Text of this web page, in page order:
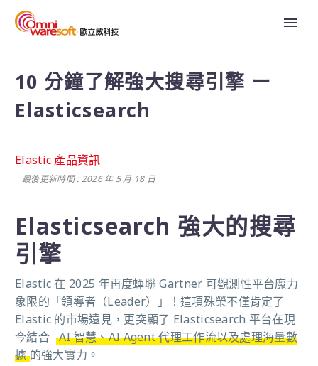
10 分鐘了解強大搜尋引擎 ー
Elasticsearch
Elastic 產品資訊
最後更新時間 : 2026 年 5 月 18 日
Elasticsearch 強大的搜尋
引擎
Elastic 在 2025 年再度蟬聯 Gartner 可觀測性平台魔力
象限的「領導者（Leader）」！這項殊榮不僅肯定了
Elastic 的市場遠見，更突顯了 Elasticsearch 平台在現
今結合 AI 智慧、AI Agent 代理工作流以及處理海量數
據的強大實力。